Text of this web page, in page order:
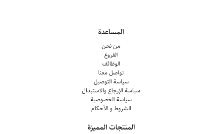
المساعدة
من نحن
الفروع
الوظائف
تواصل معنا
سياسة التوصيل
سياسة الإرجاع والاستبدال
سياسة الخصوصية
الشروط و الأحكام
المنتجات المميزة